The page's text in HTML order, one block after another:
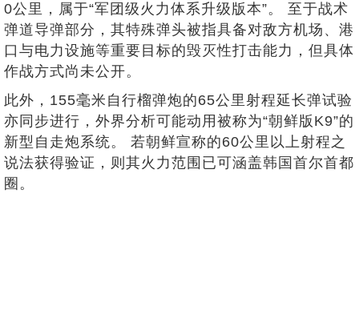
0公里，属于“军团级火力体系升级版本”。 至于战术
弹道导弹部分，其特殊弹头被指具备对敌方机场、港
口与电力设施等重要目标的毁灭性打击能力，但具体
作战方式尚未公开。
此外，155毫米自行榴弹炮的65公里射程延长弹试验
亦同步进行，外界分析可能动用被称为“朝鲜版K9”的
新型自走炮系统。 若朝鲜宣称的60公里以上射程之
说法获得验证，则其火力范围已可涵盖韩国首尔首都
圈。